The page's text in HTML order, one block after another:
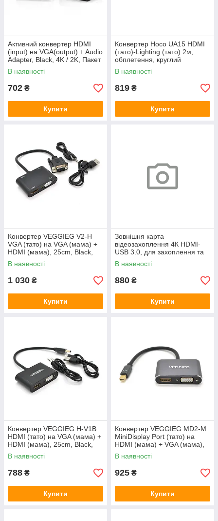
Активний конвертер HDMI
(input) на VGA(output) + Audio
Adapter, Black, 4K / 2K, Пакет
В наявності
702 ₴
Купити
Конвертер Hoco UA15 HDMI
(тато)-Lighting (тато) 2м,
обплетення, круглий
Black/Gray, Box
В наявності
819 ₴
Купити
Конвертер VEGGIEG V2-H
VGA (тато) на VGA (мама) +
HDMI (мама), 25cm, Black,
Пакет
В наявності
1 030 ₴
Купити
Зовнішня карта
відеозахоплення 4К HDMI-
USB 3.0, для захоплення та
запису відео з екрана
комп'ютера+ мікрофонний
В наявності
880 ₴
Купити
Конвертер VEGGIEG H-V1B
HDMI (тато) на VGA (мама) +
HDMI (мама), 25cm, Black,
Пакет
В наявності
788 ₴
Купити
Конвертер VEGGIEG MD2-M
MiniDisplay Port (тато) на
HDMI (мама) + VGA (мама),
25cm, Silver, Пакет
В наявності
925 ₴
Купити